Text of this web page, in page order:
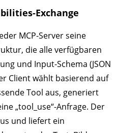
Exchange
MCP-Server seine
die alle verfügbaren
und Input-Schema (JSON
Client wählt basierend auf
Tool aus, generiert
„tool_use“-Anfrage. Der
und liefert ein